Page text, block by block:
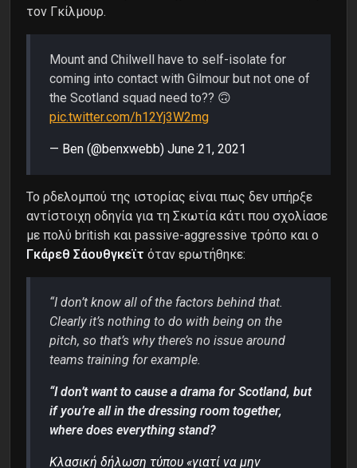
τον Γκίλμουρ.
Mount and Chilwell have to self-isolate for
coming into contact with Gilmour but not one of
the Scotland squad need to?? 🙃
pic.twitter.com/h12Yj3W2mg
— Ben (@benxwebb) June 21, 2021
Το ρδελομπού της ιστορίας είναι πως δεν υπήρξε
αντίστοιχη οδηγία για τη Σκωτία κάτι που σχολίασε
με πολύ british και passive-aggressive τρόπο και ο
Γκάρεθ Σάουθγκεϊτ όταν ερωτήθηκε:
“I don’t know all of the factors behind that.
Clearly it’s nothing to do with being on the
pitch, so that’s why there’s no issue around
teams training for example.
“I don’t want to cause a drama for Scotland, but
if you’re all in the dressing room together,
where does everything stand?
Κλασική δήλωση τύπου «γιατί να μην